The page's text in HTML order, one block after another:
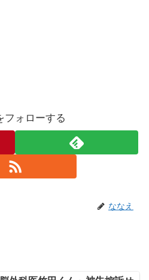
フォローする
ななえ